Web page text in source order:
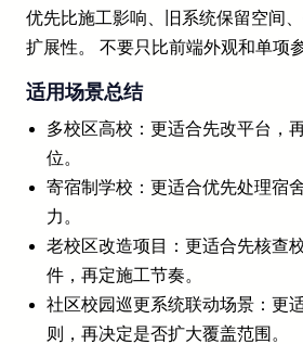
优先比施工影响、旧系统保留空间
扩展性。 不要只比前端外观和单项参
适用场景总结
多校区高校：更适合先改平台，
位。
寄宿制学校：更适合优先处理宿
力。
老校区改造项目：更适合先核查
件，再定施工节奏。
社区校园巡更系统联动场景：更
则，再决定是否扩大覆盖范围。